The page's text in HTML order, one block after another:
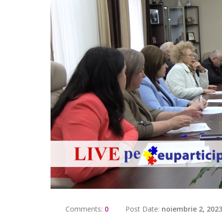
Comments: 0 Post Date: noiembrie 2, 2023